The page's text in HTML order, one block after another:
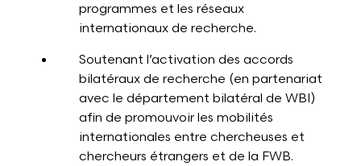
programmes et les réseaux
internationaux de recherche.
Soutenant l’activation des accords
bilatéraux de recherche (en partenariat
avec le département bilatéral de WBI)
afin de promouvoir les mobilités
internationales entre chercheuses et
chercheurs étrangers et de la FWB.